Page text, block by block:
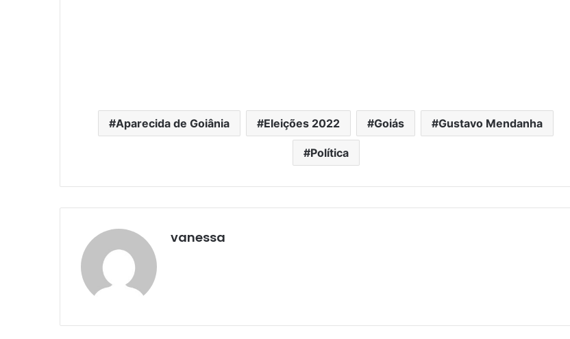
Aparecida de Goiânia Eleições 2022 Goiás Gustavo Mendanha
Política
vanessa